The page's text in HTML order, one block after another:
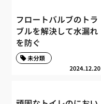
フロートバルブのトラ
ブルを解決して水漏れ
を防ぐ
2024.12.20
未分類